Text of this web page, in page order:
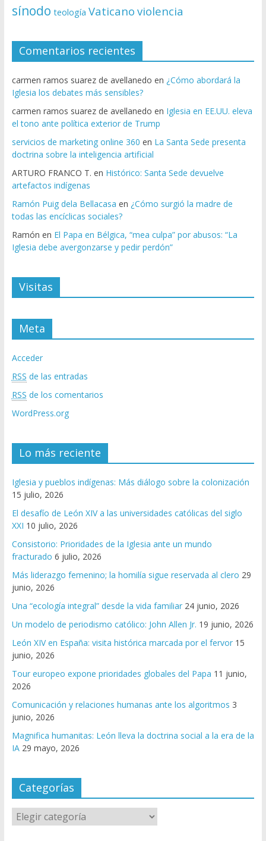
sínodo teología Vaticano violencia
Comentarios recientes
carmen ramos suarez de avellanedo en ¿Cómo abordará la
Iglesia los debates más sensibles?
carmen ramos suarez de avellanedo en Iglesia en EE.UU. eleva
el tono ante política exterior de Trump
servicios de marketing online 360 en La Santa Sede presenta
doctrina sobre la inteligencia artificial
ARTURO FRANCO T. en Histórico: Santa Sede devuelve
artefactos indígenas
Ramón Puig dela Bellacasa en ¿Cómo surgió la madre de
todas las encíclicas sociales?
Ramón en El Papa en Bélgica, “mea culpa” por abusos: “La
Iglesia debe avergonzarse y pedir perdón”
Visitas
Meta
Acceder
RSS de las entradas
RSS de los comentarios
WordPress.org
Lo más reciente
Iglesia y pueblos indígenas: Más diálogo sobre la colonización
15 julio, 2026
El desafío de León XIV a las universidades católicas del siglo
XXI 10 julio, 2026
Consistorio: Prioridades de la Iglesia ante un mundo
fracturado 6 julio, 2026
Más liderazgo femenino; la homilía sigue reservada al clero 29
junio, 2026
Una “ecología integral” desde la vida familiar 24 junio, 2026
Un modelo de periodismo católico: John Allen Jr. 19 junio, 2026
León XIV en España: visita histórica marcada por el fervor 15
junio, 2026
Tour europeo expone prioridades globales del Papa 11 junio,
2026
Comunicación y relaciones humanas ante los algoritmos 3
junio, 2026
Magnifica humanitas: León lleva la doctrina social a la era de la
IA 29 mayo, 2026
Categorías